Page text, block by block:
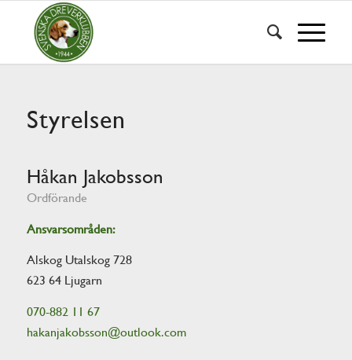
Styrelsen
Håkan Jakobsson
Ordförande
Ansvarsområden:
Alskog Utalskog 728
623 64 Ljugarn
070-882 11 67
hakanjakobsson@outlook.com